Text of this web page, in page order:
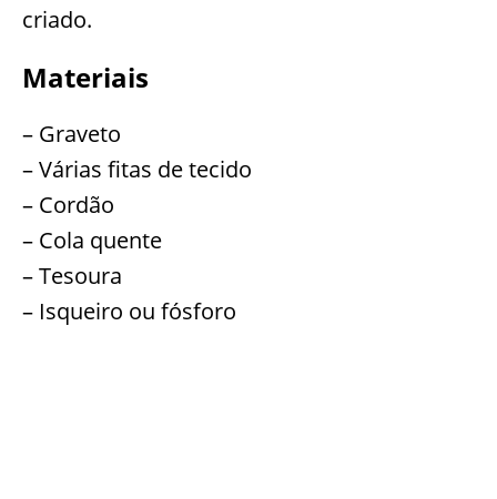
criado.
Materiais
– Graveto
– Várias fitas de tecido
– Cordão
– Cola quente
– Tesoura
– Isqueiro ou fósforo